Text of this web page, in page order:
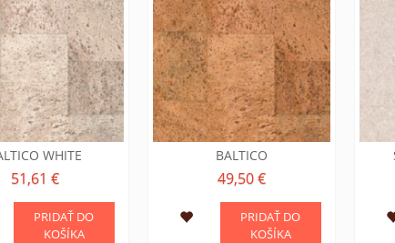
WHITE
51,61 €
PRIDAŤ DO
KOŠÍKA
BALTICO
49,50 €
PRIDAŤ DO
KOŠÍKA